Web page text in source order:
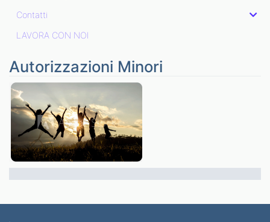
Contatti
LAVORA CON NOI
Autorizzazioni Minori